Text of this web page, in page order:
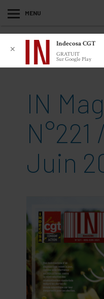
MENU
IN
N°221
Juin
✕
Indecosa CGT
GRATUIT
Sur Google Play